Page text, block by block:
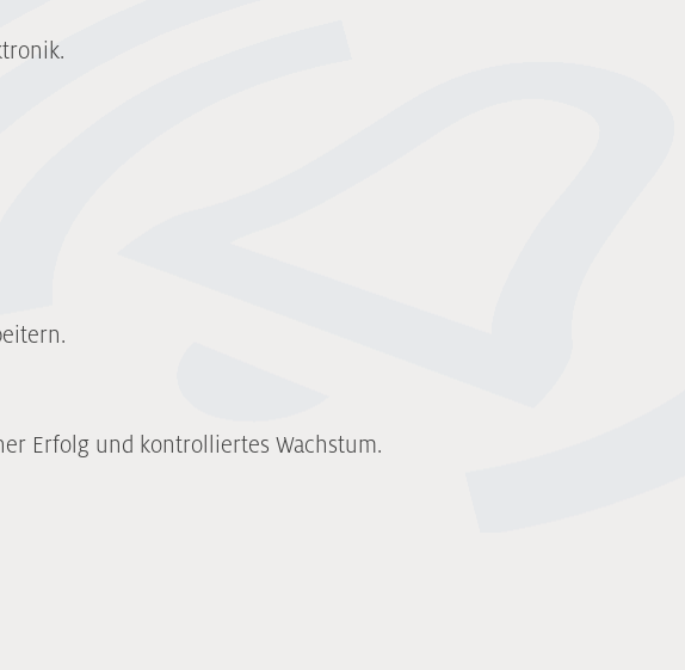
Erfolg und kontrolliertes Wachstum.